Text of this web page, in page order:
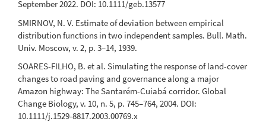
September 2022. DOI: 10.1111/geb.13577
SMIRNOV, N. V. Estimate of deviation between empirical
distribution functions in two independent samples. Bull. Math.
Univ. Moscow, v. 2, p. 3–14, 1939.
SOARES-FILHO, B. et al. Simulating the response of land-cover
changes to road paving and governance along a major
Amazon highway: The Santarém-Cuiabá corridor. Global
Change Biology, v. 10, n. 5, p. 745–764, 2004. DOI:
10.1111/j.1529-8817.2003.00769.x